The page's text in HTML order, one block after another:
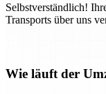
Selbstverständlich!
Transports über uns
Wie läuft der